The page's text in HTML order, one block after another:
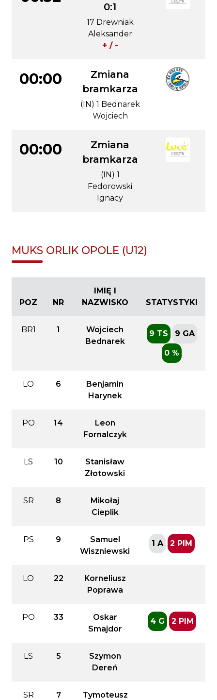
0:1
17 Drewniak
Aleksander
+ / -
00:00
Zmiana
bramkarza
(IN) 1 Bednarek
Wojciech
00:00
Zmiana
bramkarza
(IN) 1
Fedorowski
Ignacy
MUKS ORLIK OPOLE (U12)
POZ NR
IMIĘ I
NAZWISKO
STATYSTYKI
BR1 1
Wojciech
Bednarek
9 TS 9 GA
0 %
LO 6
Benjamin
Harynek
PO 14
Leon
Fornalczyk
LS 10
Stanisław
Złotowski
SR 8
Mikołaj
Cieplik
PS 9
Samuel
Wiszniewski
1 A 2 PIM
LO 22
Korneliusz
Poprawa
PO 33
Oskar
Smajdor
4 G 2 PIM
LS 5
Szymon
Dereń
SR 7
Tymoteusz